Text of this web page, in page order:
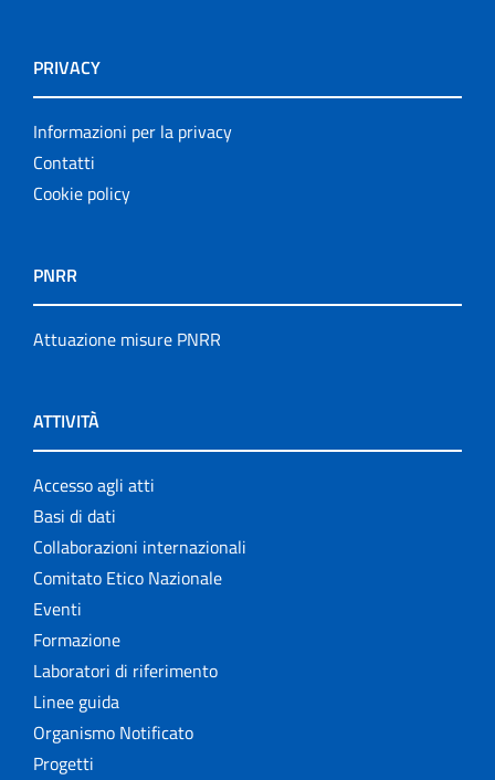
PRIVACY
Informazioni per la privacy
Contatti
Cookie policy
PNRR
Attuazione misure PNRR
ATTIVITÀ
Accesso agli atti
Basi di dati
Collaborazioni internazionali
Comitato Etico Nazionale
Eventi
Formazione
Laboratori di riferimento
Linee guida
Organismo Notificato
Progetti